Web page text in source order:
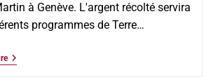
à Genève. L'argent récolté servira
programmes de Terre…